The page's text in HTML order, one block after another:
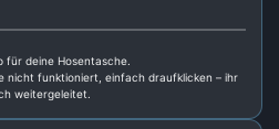
für deine Hosentasche.
nicht funktioniert, einfach draufklicken – ihr
weitergeleitet.